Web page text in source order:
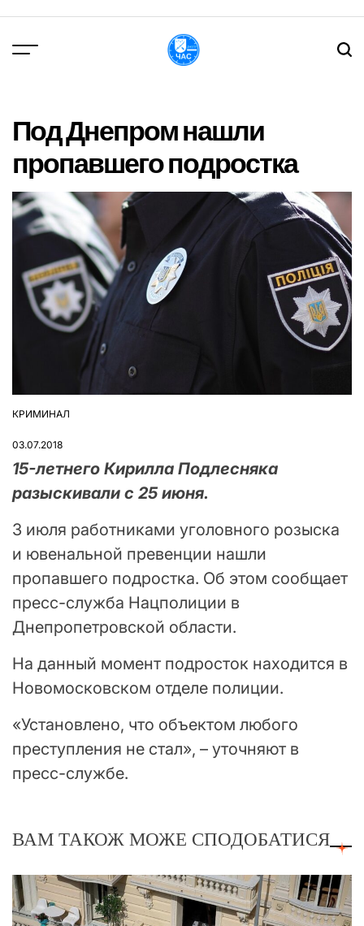
вмісту
Под Днепром нашли
пропавшего подростка
ОПУБЛІКУВАТИ
КРИМИНАЛ
03.07.2018
15-летнего Кирилла Подлесняка
разыскивали с 25 июня.
3 июля работниками уголовного розыска
и ювенальной превенции нашли
пропавшего подростка. Об этом сообщает
пресс-служба Нацполиции в
Днепропетровской области.
На данный момент подросток находится в
Новомосковском отделе полиции.
«Установлено, что объектом любого
преступления не стал», – уточняют в
пресс-службе.
ВАМ ТАКОЖ МОЖЕ СПОДОБАТИСЯ